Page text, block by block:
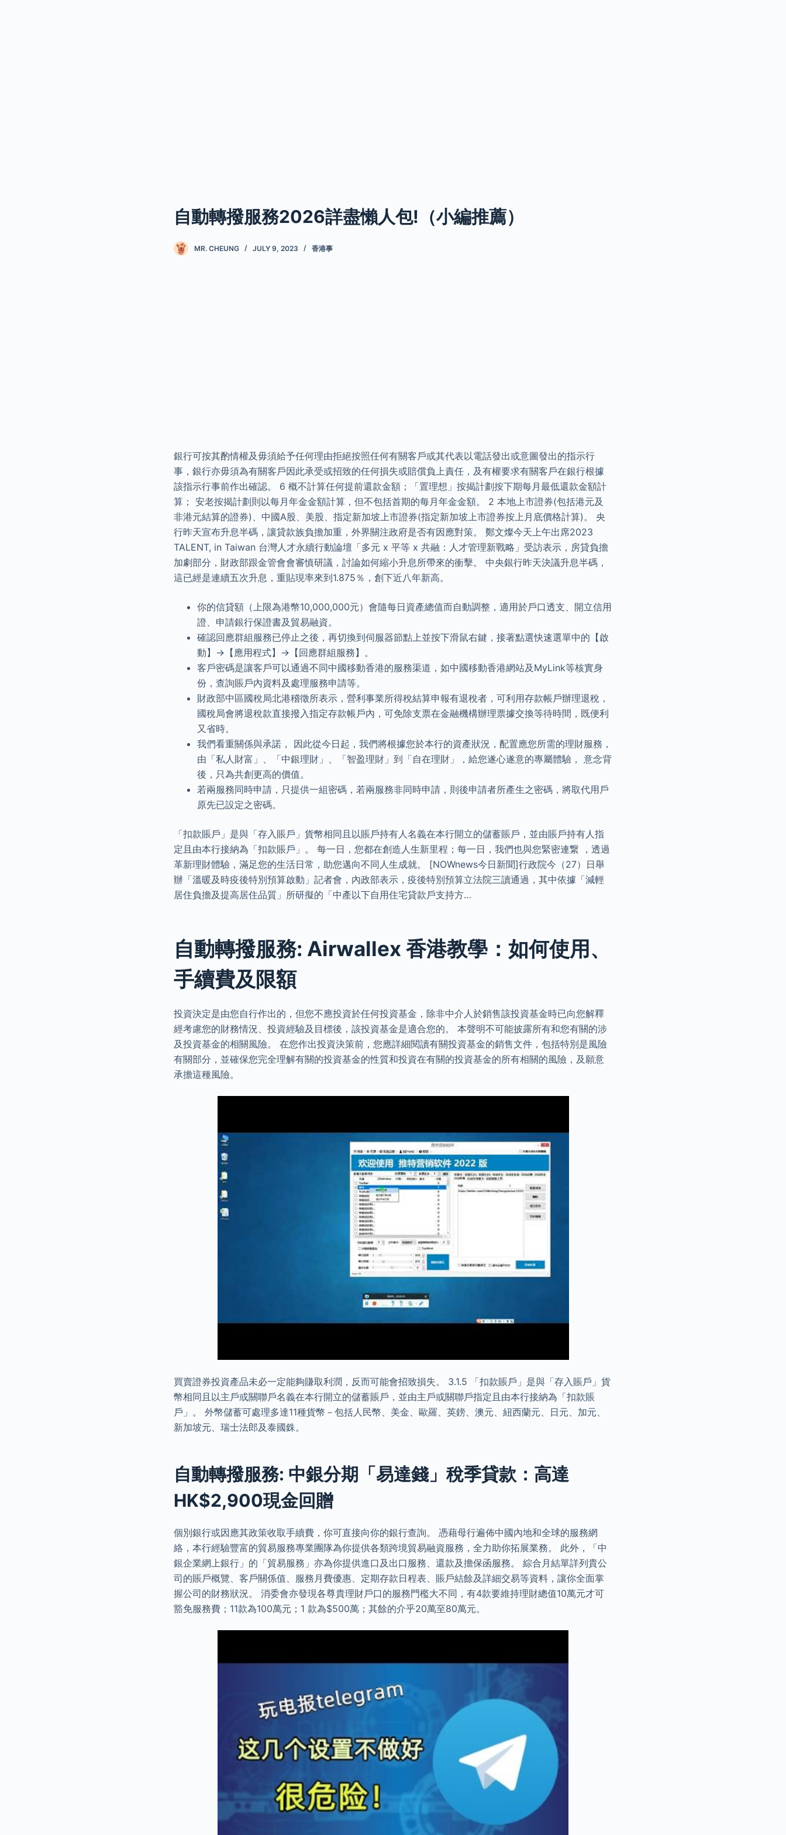
自動轉撥服務2026詳盡懶人包!（小編推薦）
MR. CHEUNG JULY 9, 2023 香港事
銀行可按其酌情權及毋須給予任何理由拒絕按照任何有關客戶或其代表以電話發出或意圖發出的指示行
事，銀行亦毋須為有關客戶因此承受或招致的任何損失或賠償負上責任，及有權要求有關客戶在銀行根據
該指示行事前作出確認。 6 概不計算任何提前還款金額；「置理想」按揭計劃按下期每月最低還款金額計
算； 安老按揭計劃則以每月年金金額計算，但不包括首期的每月年金金額。 2 本地上市證券(包括港元及
非港元結算的證券)、中國A股、美股、指定新加坡上市證券(指定新加坡上市證券按上月底價格計算)。 央
行昨天宣布升息半碼，讓貸款族負擔加重，外界關注政府是否有因應對策。 鄭文燦今天上午出席2023
TALENT, in Taiwan 台灣人才永續行動論壇「多元 x 平等 x 共融：人才管理新戰略」受訪表示，房貸負擔
加劇部分，財政部跟金管會會審慎研議，討論如何縮小升息所帶來的衝擊。 中央銀行昨天決議升息半碼，
這已經是連續五次升息，重貼現率來到1.875％，創下近八年新高。
你的信貸額（上限為港幣10,000,000元）會隨每日資產總值而自動調整，適用於戶口透支、開立信用
證、申請銀行保證書及貿易融資。
確認回應群組服務已停止之後，再切換到伺服器節點上並按下滑鼠右鍵，接著點選快速選單中的【啟
動】→【應用程式】→【回應群組服務】。
客戶密碼是讓客戶可以通過不同中國移動香港的服務渠道，如中國移動香港網站及MyLink等核實身
份，查詢賬戶內資料及處理服務申請等。
財政部中區國稅局北港稽徵所表示，營利事業所得稅結算申報有退稅者，可利用存款帳戶辦理退稅，
國稅局會將退稅款直接撥入指定存款帳戶內，可免除支票在金融機構辦理票據交換等待時間，既便利
又省時。
我們看重關係與承諾， 因此從今日起，我們將根據您於本行的資產狀況，配置應您所需的理財服務，
由「私人財富」、「中銀理財」、「智盈理財」到「自在理財」，給您遂心遂意的專屬體驗， 意念背
後，只為共創更高的價值。
若兩服務同時申請，只提供一組密碼，若兩服務非同時申請，則後申請者所產生之密碼，將取代用戶
原先已設定之密碼。
「扣款賬戶」是與「存入賬戶」貨幣相同且以賬戶持有人名義在本行開立的儲蓄賬戶，並由賬戶持有人指
定且由本行接納為「扣款賬戶」。 每一日，您都在創造人生新里程；每一日，我們也與您緊密連繋 ，透過
革新理財體驗，滿足您的生活日常，助您邁向不同人生成就。 [NOWnews今日新聞]行政院今（27）日舉
辦「溫暖及時疫後特別預算啟動」記者會，內政部表示，疫後特別預算立法院三讀通過，其中依據「減輕
居住負擔及提高居住品質」所研擬的「中產以下自用住宅貸款戶支持方…
自動轉撥服務: Airwallex 香港教學：如何使用、
手續費及限額
投資決定是由您自行作出的，但您不應投資於任何投資基金，除非中介人於銷售該投資基金時已向您解釋
經考慮您的財務情況、投資經驗及目標後，該投資基金是適合您的。 本聲明不可能披露所有和您有關的涉
及投資基金的相關風險。 在您作出投資決策前，您應詳細閱讀有關投資基金的銷售文件，包括特別是風險
有關部分，並確保您完全理解有關的投資基金的性質和投資在有關的投資基金的所有相關的風險，及願意
承擔這種風險。
買賣證券投資產品未必一定能夠賺取利潤，反而可能會招致損失。 3.1.5 「扣款賬戶」是與「存入賬戶」貨
幣相同且以主戶或關聯戶名義在本行開立的儲蓄賬戶，並由主戶或關聯戶指定且由本行接納為「扣款賬
戶」。 外幣儲蓄可處理多達11種貨幣－包括人民幣、美金、歐羅、英鎊、澳元、紐西蘭元、日元、加元、
新加坡元、瑞士法郎及泰國銖。
自動轉撥服務: 中銀分期「易達錢」稅季貸款：高達
HK$2,900現金回贈
個別銀行或因應其政策收取手續費，你可直接向你的銀行查詢。 憑藉母行遍佈中國內地和全球的服務網
絡，本行經驗豐富的貿易服務專業團隊為你提供各類跨境貿易融資服務，全力助你拓展業務。 此外，「中
銀企業網上銀行」的「貿易服務」亦為你提供進口及出口服務、還款及擔保函服務。 綜合月結單詳列貴公
司的賬戶概覽、客戶關係值、服務月費優惠、定期存款日程表、賬戶結餘及詳細交易等資料，讓你全面掌
握公司的財務狀況。 消委會亦發現各尊貴理財戶口的服務門檻大不同，有4款要維持理財總值10萬元才可
豁免服務費；11款為100萬元；1 款為$500萬；其餘的介乎20萬至80萬元。